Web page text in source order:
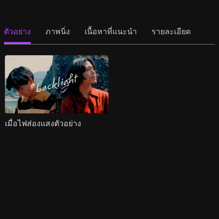
ตัวอย่าง ภาพนิ่ง เนื้อหาที่แนะนำ รายละเอียด
เมื่อไฟส่องแสงตัวอย่าง